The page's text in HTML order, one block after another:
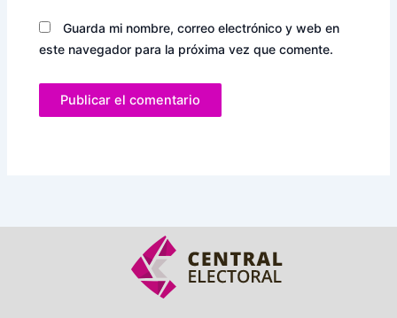
Guarda mi nombre, correo electrónico y web en
este navegador para la próxima vez que comente.